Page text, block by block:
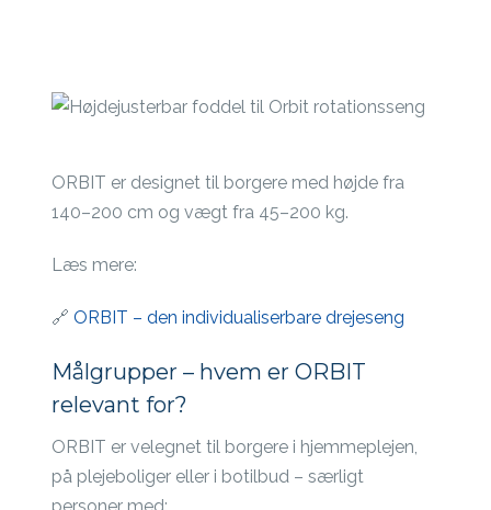
ORBIT er designet til borgere med højde fra
140–200 cm og vægt fra 45–200 kg.
Læs mere:
🔗ORBIT – den individualiserbare drejeseng
Målgrupper – hvem er ORBIT
relevant for?
ORBIT er velegnet til borgere i hjemmeplejen,
på plejeboliger eller i botilbud – særligt
personer med: